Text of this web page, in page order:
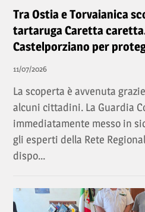
Tra Ostia e Torvaianica
tartaruga Caretta
Castelporziano per
11/07/2026
La scoperta è avvenuta
alcuni cittadini. La Guardia
immediatamente messo in
gli esperti della Rete
dispo...